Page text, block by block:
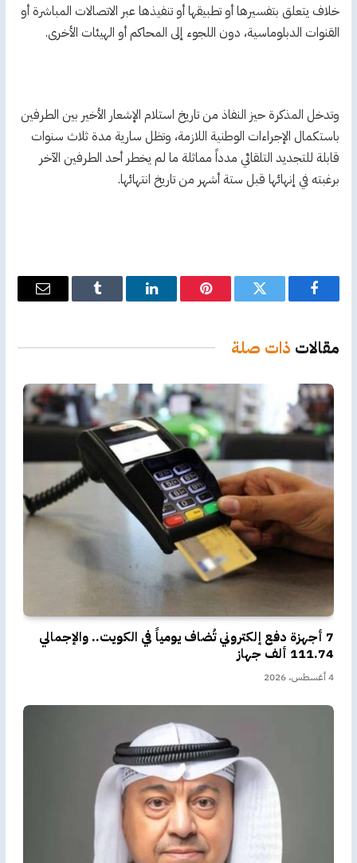
خلاف يتعلق بتفسيرها أو تطبيقها أو تنفيذها عبر الاتصالات المباشرة أو
القنوات الدبلوماسية، دون اللجوء إلى المحاكم أو الهيئات الأخرى.
وتدخل المذكرة حيز النفاذ من تاريخ استلام الإشعار الأخير بين الطرفين
باستكمال الإجراءات الوطنية اللازمة، وتظل سارية مدة ثلاث سنوات
قابلة للتجديد التلقائي مدداً مماثلة ما لم يخطر أحد الطرفين الآخر
برغبته في إنهائها قبل ستة أشهر من تاريخ انتهائها.
فيسبوك تويتر بينتيريستلينكدإن Tumblr
البريد
مقالات ذات صلة
7 أجهزة دفع إلكتروني تُضاف يومياً في الكويت.. والإجمالي
111.74 ألف جهاز
4 أغسطس، 2026